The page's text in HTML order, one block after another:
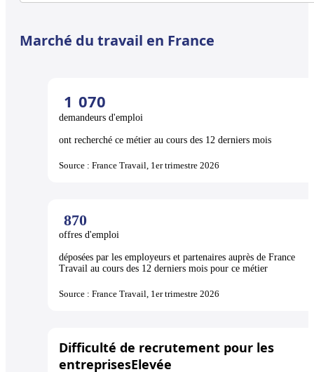
Marché du travail en France
1 070
demandeurs d'emploi
ont recherché ce métier au cours des 12 derniers mois
Source : France Travail, 1er trimestre 2026
870
offres d'emploi
déposées par les employeurs et partenaires auprès de France
Travail au cours des 12 derniers mois pour ce métier
Source : France Travail, 1er trimestre 2026
Difficulté de recrutement pour les
entreprisesElevée